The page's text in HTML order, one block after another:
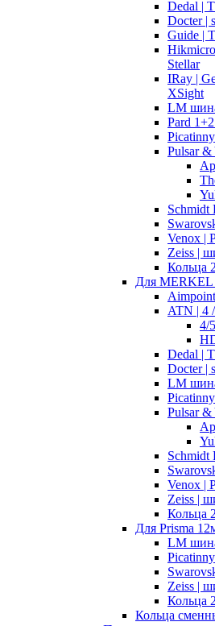
Dedal |
Docter |
Guide |
Stellar
IRay |
XSight
LM
Pard
Picatinny
Pulsar &
Schmidt
Venox |
Zeiss |
Кольца
Для
ATN | 4
4/
Dedal |
Docter |
LM
Picatinny
Pulsar &
Schmidt
Venox |
Zeiss |
Кольца
Для Prisma
LM
Picatinny
Zeiss |
Кольца
Кольца